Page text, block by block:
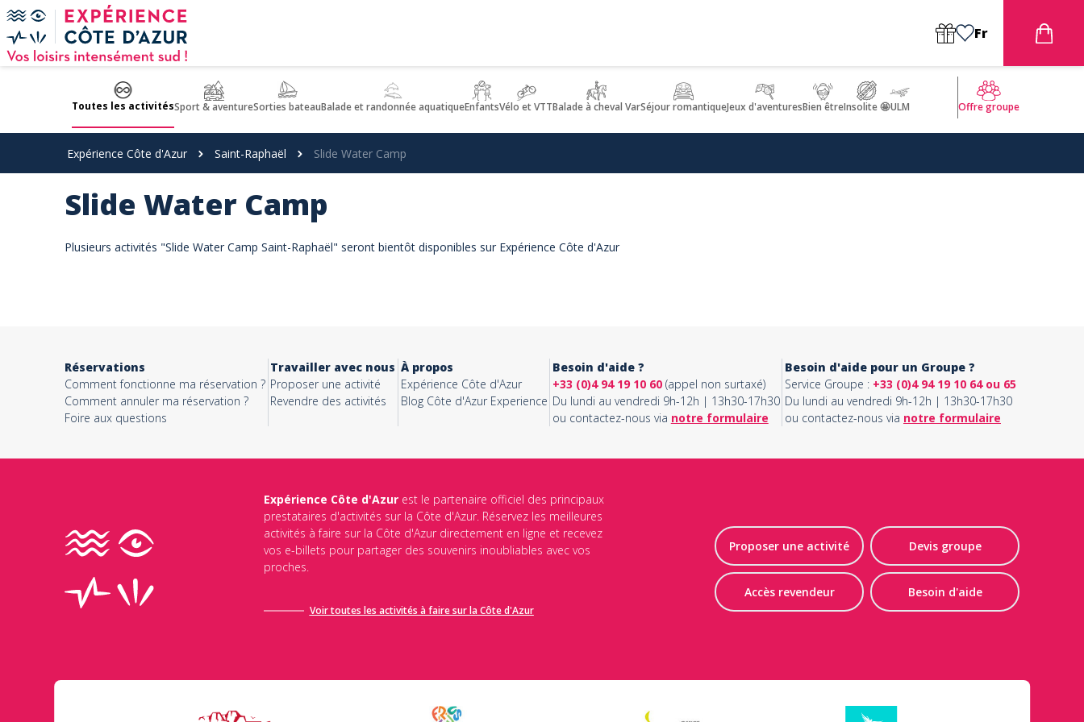
Panneau de gestion des cookies
Fr
Toutes les activitésSport & aventureSorties bateauBalade et randonnée aquatiqueEnfantsVélo et VTTBalade à cheval VarSéjour romantiqueJeux d'aventuresBien êtreInsolite 🤩ULM Offre groupe
Expérience Côte d'Azur Saint-Raphaël Slide Water Camp
Slide Water Camp
Plusieurs activités "Slide Water Camp Saint-Raphaël" seront bientôt disponibles sur Expérience Côte d'Azur
Réservations
Comment fonctionne ma réservation ?
Comment annuler ma réservation ?
Foire aux questions
Travailler avec nous
Proposer une activité
Revendre des activités
À propos
Expérience Côte d'Azur
Blog Côte d'Azur Experience
Besoin d'aide ?
+33 (0)4 94 19 10 60(appel non surtaxé)
Du lundi au vendredi 9h-12h | 13h30-17h30
ou contactez-nous via notre formulaire
Besoin d'aide pour un Groupe ?
Service Groupe : +33 (0)4 94 19 10 64 ou 65
Du lundi au vendredi 9h-12h | 13h30-17h30
ou contactez-nous via notre formulaire
Expérience Côte d'Azurest le partenaire officiel des principaux
prestataires d'activités sur la Côte d'Azur. Réservez les meilleures
activités à faire sur la Côte d'Azur directement en ligne et recevez
vos e-billets pour partager des souvenirs inoubliables avec vos
proches.
Voir toutes les activités à faire sur la Côte d'Azur
Proposer une activité Devis groupe
Accès revendeur Besoin d'aide